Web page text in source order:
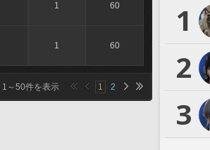
1 60
1 60
1 ～50件を表示 1 2
1
2
3